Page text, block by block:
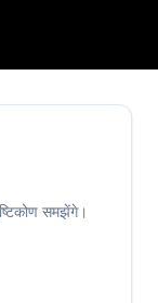
समझेंगे।